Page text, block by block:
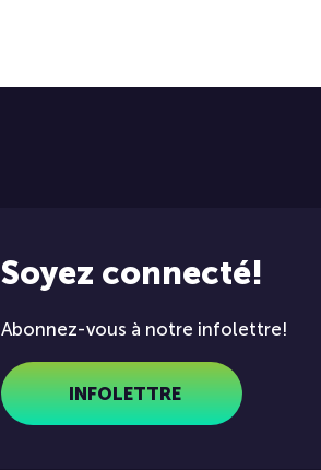
Soyez connecté!
Abonnez-vous à notre infolettre!
INFOLETTRE